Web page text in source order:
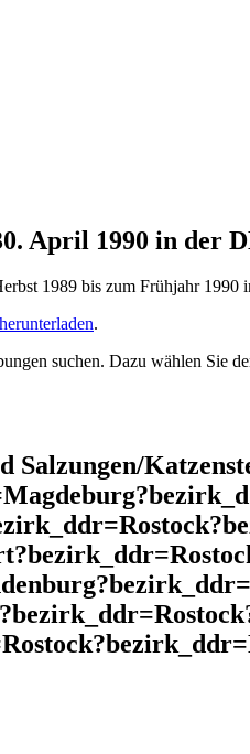
April 1990 in der
1989 bis zum Frühjahr 1990
.
suchen. Dazu wählen Sie
Salzungen/